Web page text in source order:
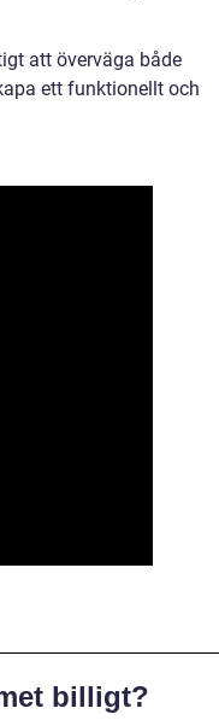
att överväga både
ett funktionellt och
billigt?